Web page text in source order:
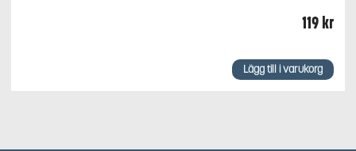
119kr
Lägg till i varukorg